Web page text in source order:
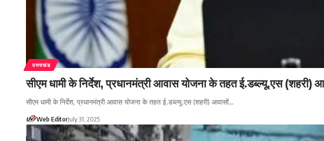
उत्तराखंड
सीएम धामी के निर्देश, प्रधानमंत्री आवास योजना के तहत ई.डब्ल्यू.एस (शहरी)
सीएम धामी के निर्देश, प्रधानमंत्री आवास योजना के तहत ई.डब्ल्यू.एस (शहरी) आवासों…
Web EditorJuly 31, 2025